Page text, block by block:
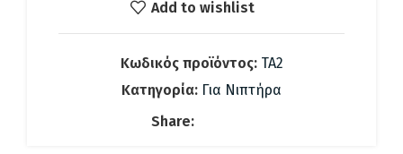
Add to wishlist
Κωδικός προϊόντος: TA2
Κατηγορία: Για Νιπτήρα
Share: